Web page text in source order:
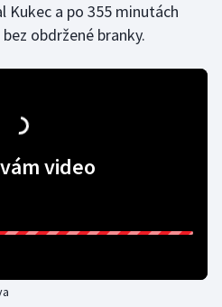
Kukec a po 355 minutách
obdržené branky.
video